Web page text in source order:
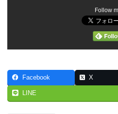
Follow
Facebook X
LINE